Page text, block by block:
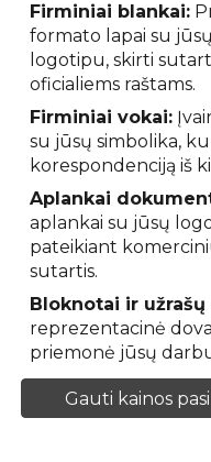
Firminiai blankai:
formato lapai su
logotipu, skirti
oficialiems raštams.
Firminiai vokai:
su jūsų simbolika,
korespondenciją iš
Aplankai
aplankai su jūsų
pateikiant
sutartis.
Bloknotai ir
reprezentacinė
priemonė jūsų
Gauti kainos